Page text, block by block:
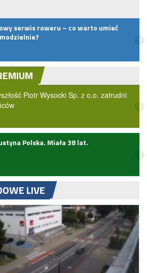
serwis roweru – co warto umieć
Piotr Wysocki Sp. z o.o. zatrudni
Polska. Miała 38 lat.
LIVE